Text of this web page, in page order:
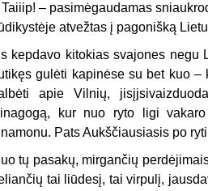
– pasimėgaudamas
atvežtas į pagonišką
kepdavo kitokias svajones negu
gulėti kapinėse su bet kuo
apie Vilnių,
kur nuo ryto ligi
Pats Aukščiausiasis po
tų pasakų, mirgančių
tai liūdesį, tai virpulį,